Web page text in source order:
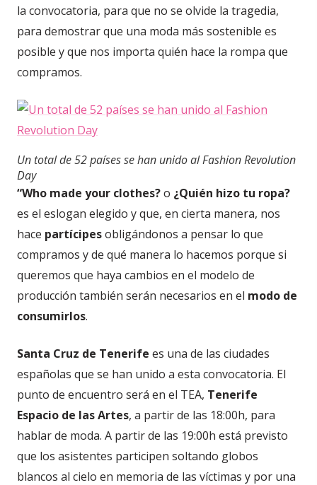
la convocatoria, para que no se olvide la tragedia,
para demostrar que una moda más sostenible es
posible y que nos importa quién hace la rompa que
compramos.
Un total de 52 países se han unido al Fashion Revolution
Day
“Who made your clothes?o ¿Quién hizo tu ropa?
es el eslogan elegido y que, en cierta manera, nos
hace partícipesobligándonos a pensar lo que
compramos y de qué manera lo hacemos porque si
queremos que haya cambios en el modelo de
producción también serán necesarios en el modo de
consumirlos.
Santa Cruz de Tenerife es una de las ciudades
españolas que se han unido a esta convocatoria. El
punto de encuentro será en el TEA, Tenerife
Espacio de las Artes, a partir de las 18:00h, para
hablar de moda. A partir de las 19:00h está previsto
que los asistentes participen soltando globos
blancos al cielo en memoria de las víctimas y por una